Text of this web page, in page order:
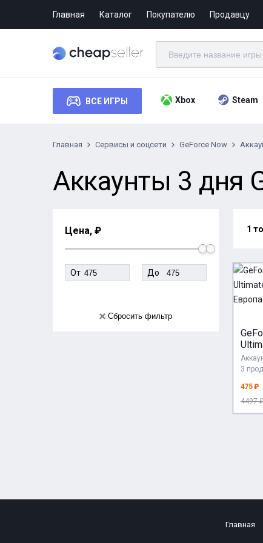
Главная Каталог Покупателю Продавцу
ВСЕ ИГРЫ Xbox Steam
Главная Сервисы и соцсети GeForce Now
Аккаунты 3 дня
Цена, ₽
От До
Сбросить фильтр
1
3
475 ₽
4497
Главная